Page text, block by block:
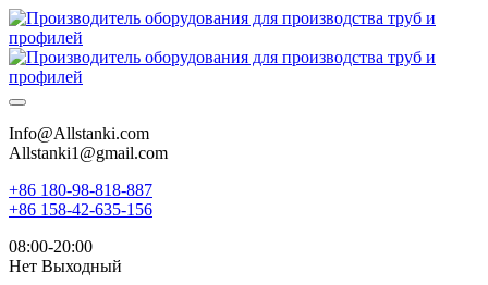
Info@Allstanki.com
Allstanki1@gmail.com
+86 180-98-818-887
+86 158-42-635-156
08:00-20:00
Нет Выходный